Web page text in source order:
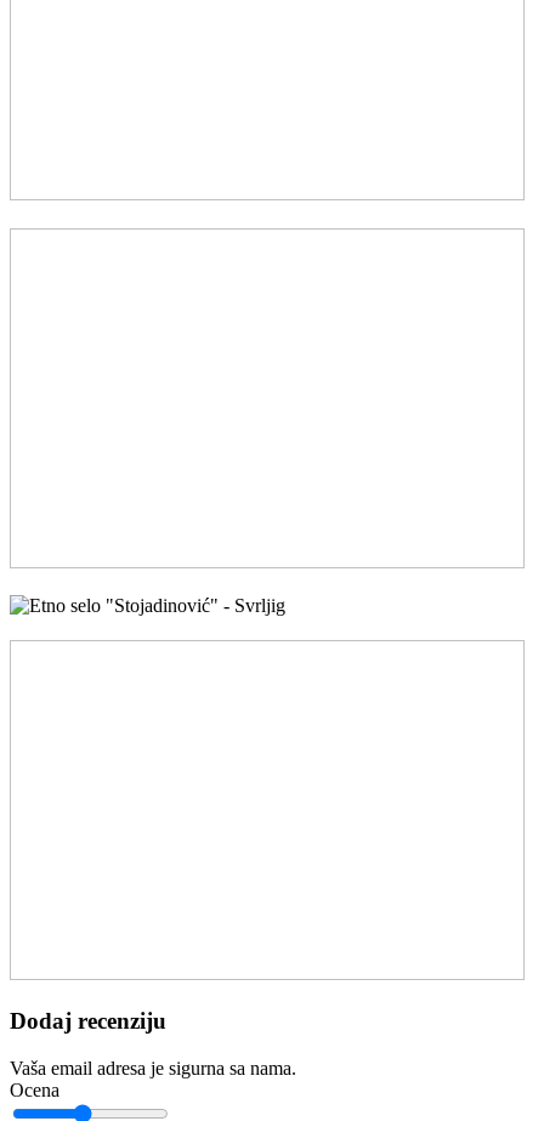
Dodaj recenziju
Vaša email adresa je sigurna sa nama.
Ocena